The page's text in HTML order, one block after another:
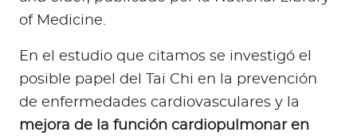
of Medicine.
En el estudio que citamos se investigó el
posible papel del Tai Chi en la prevención
de enfermedades cardiovasculares y la
mejora de la función cardiopulmonar en